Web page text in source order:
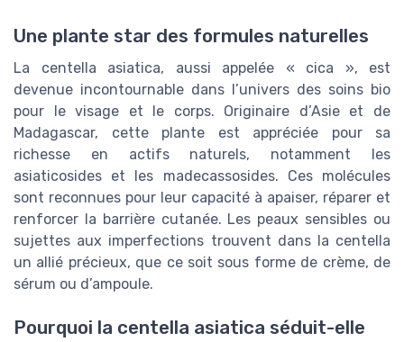
Une plante star des formules naturelles
La centella asiatica, aussi appelée « cica », est
devenue incontournable dans l’univers des soins bio
pour le visage et le corps. Originaire d’Asie et de
Madagascar, cette plante est appréciée pour sa
richesse en actifs naturels, notamment les
asiaticosides et les madecassosides. Ces molécules
sont reconnues pour leur capacité à apaiser, réparer et
renforcer la barrière cutanée. Les peaux sensibles ou
sujettes aux imperfections trouvent dans la centella
un allié précieux, que ce soit sous forme de crème, de
sérum ou d’ampoule.
Pourquoi la centella asiatica séduit-elle